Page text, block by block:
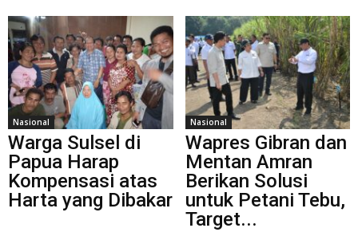
Nasional
Warga Sulsel di
Papua Harap
Kompensasi atas
Harta yang Dibakar
Nasional
Wapres Gibran dan
Mentan Amran
Berikan Solusi
untuk Petani Tebu,
Target...